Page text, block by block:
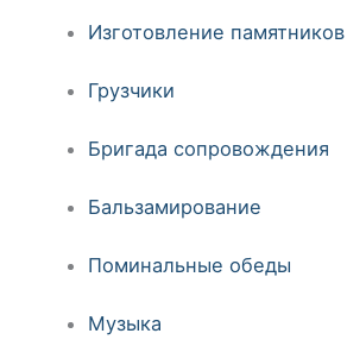
Изготовление памятников
Грузчики
Бригада сопровождения
Бальзамирование
Поминальные обеды
Музыка